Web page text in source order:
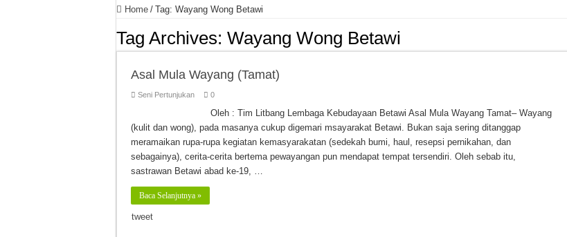
Home / Tag: Wayang Wong Betawi
Tag Archives: Wayang Wong Betawi
Asal Mula Wayang (Tamat)
Seni Pertunjukan 0
Oleh : Tim Litbang Lembaga Kebudayaan Betawi Asal Mula Wayang Tamat– Wayang
(kulit dan wong), pada masanya cukup digemari msayarakat Betawi. Bukan saja sering ditanggap
meramaikan rupa-rupa kegiatan kemasyarakatan (sedekah bumi, haul, resepsi pernikahan, dan
sebagainya), cerita-cerita bertema pewayangan pun mendapat tempat tersendiri. Oleh sebab itu,
sastrawan Betawi abad ke-19, …
Baca Selanjutnya »
tweet